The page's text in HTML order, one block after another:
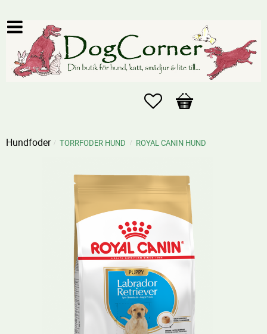
Favoriter
Kundvagn
Hundfoder TORRFODER HUND ROYAL CANIN HUND